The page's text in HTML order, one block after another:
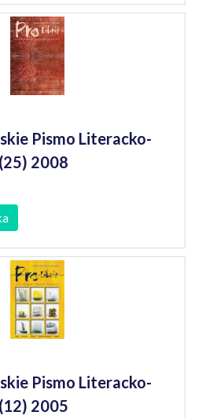
Pismo Literacko-
2008
Pismo Literacko-
2005